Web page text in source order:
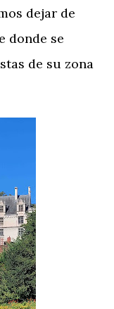
dejar de
donde se
de su zona